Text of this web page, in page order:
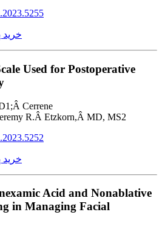
خرید
Used for Postoperative
Cerrene
R.Â Etzkorn,Â MD, MS2
خرید
Acid and Nonablative
in Managing Facial